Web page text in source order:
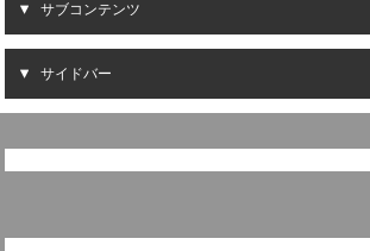
サブコンテンツ
サイドバー